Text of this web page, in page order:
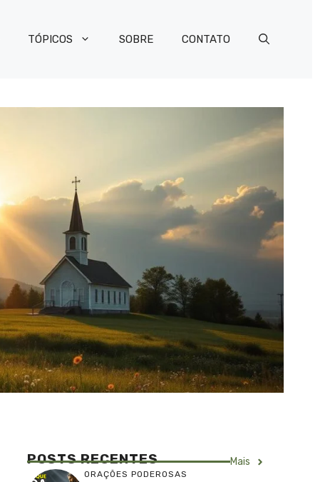
TÓPICOS SOBRE CONTATO
POSTS RECENTES Mais
ORAÇÕES PODEROSAS